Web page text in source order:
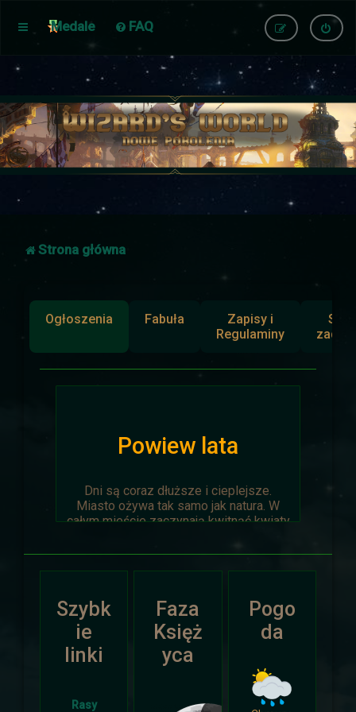
Medale FAQ
Strona główna
Ogłoszenia Fabuła
Zapisy i
Regulaminy
Powiew lata
Dni są coraz dłuższe i cieplejsze.
Miasto ożywa tak samo jak natura. W
całym mieście zaczynają kwitnąć kwiaty
niej udział niech napisze do
Dariusza.
Otrzyma mały upominek.
Atak Zimy i Święta
Szybk
ie
linki
Rasy
Faza
Księż
yca
Pogo
da